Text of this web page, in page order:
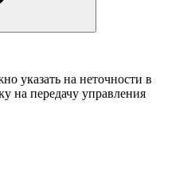
указать на неточности в
на передачу управления